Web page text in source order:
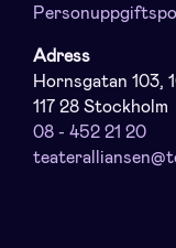
Adress
Hornsgatan 103,
117 28 Stockholm
08 - 452 21 20